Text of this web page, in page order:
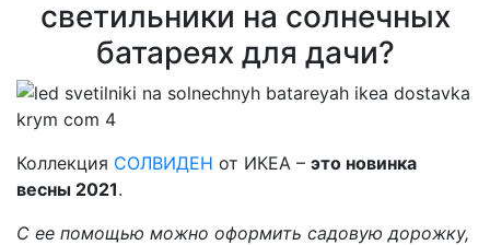
светильники на солнечных
батареях для дачи?
Коллекция СОЛВИДЕН от ИКЕА – это новинка
весны 2021.
С ее помощью можно оформить садовую дорожку,